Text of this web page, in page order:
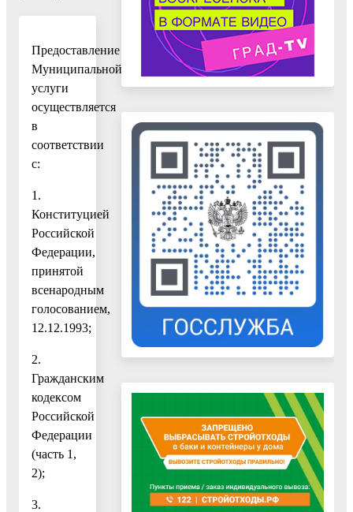
Предоставление
Муниципальной
услуги
осуществляется
в
соответствии
с:
1.
Конституцией
Российской
Федерации,
принятой
всенародным
голосованием,
12.12.1993;
2.
Гражданским
кодексом
Российской
Федерации
(часть 1,
2);
3.